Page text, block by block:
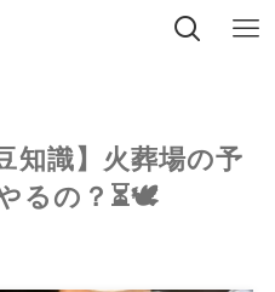
知識】火葬場の予
るの？⏳🕊️